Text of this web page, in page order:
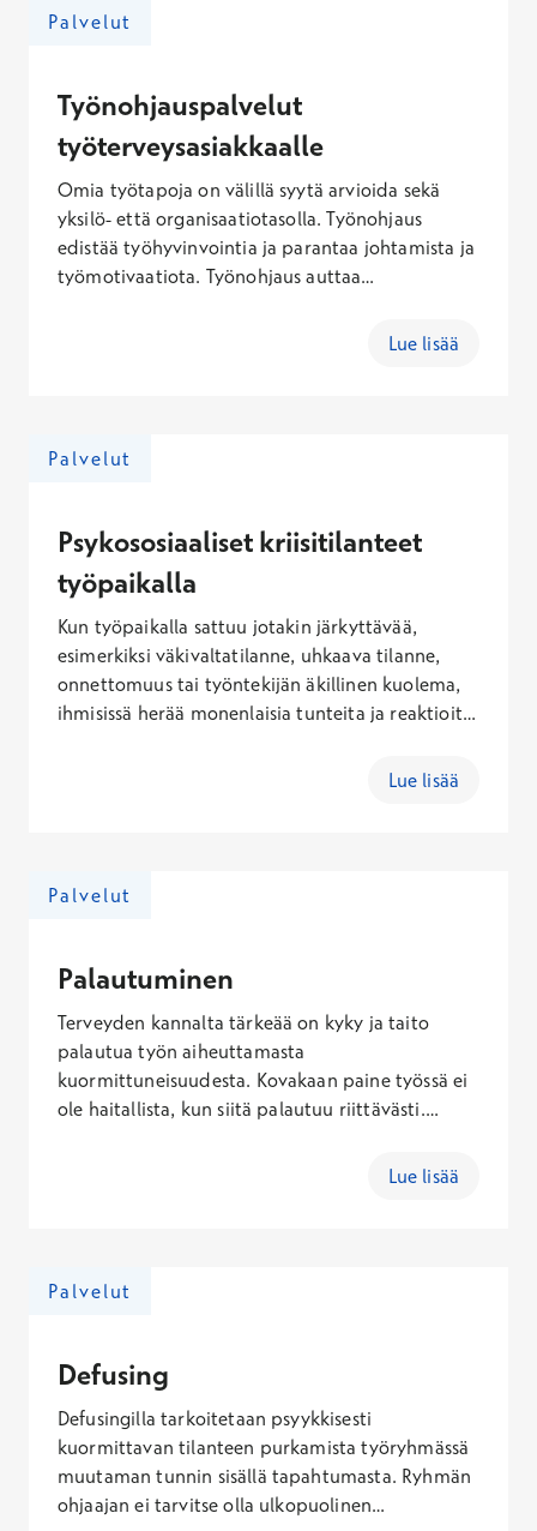
Palvelut
Työnohjauspalvelut
työterveysasiakkaalle
Omia työtapoja on välillä syytä arvioida sekä
yksilö- että organisaatiotasolla. Työnohjaus
edistää työhyvinvointia ja parantaa johtamista ja
työmotivaatiota. Työnohjaus auttaa
omaa työroolia. Työnohjausta voi hyödyntää, kun
näkökulmien avaamiseen tai halutaan löytää
Lue lisää
Palvelut
Psykososiaaliset kriisitilanteet
työpaikalla
Kun työpaikalla sattuu jotakin järkyttävää,
esimerkiksi väkivaltatilanne, uhkaava tilanne,
onnettomuus tai työntekijän äkillinen kuolema,
ihmisissä herää monenlaisia tunteita ja reaktioita.
pitkittyessään ne voivat jopa uhata työkykyä.
yksilöille ja ryhmille tilanteesta riippuen.
Lue lisää
Palvelut
Palautuminen
Terveyden kannalta tärkeää on kyky ja taito
palautua työn aiheuttamasta
kuormittuneisuudesta. Kovakaan paine työssä ei
ole haitallista, kun siitä palautuu riittävästi.
yksinkertaisilla keinoilla. Palautumisen hallinta -
Lue lisää
Palvelut
Defusing
Defusingilla tarkoitetaan psyykkisesti
kuormittavan tilanteen purkamista työryhmässä
muutaman tunnin sisällä tapahtumasta. Ryhmän
ohjaajan ei tarvitse olla ulkopuolinen